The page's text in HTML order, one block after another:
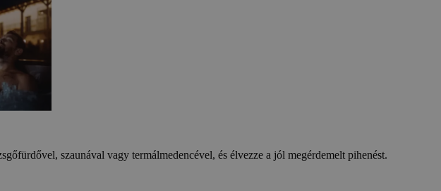
szaunával vagy termálmedencével, és élvezze a jól megérdemelt pihenést.